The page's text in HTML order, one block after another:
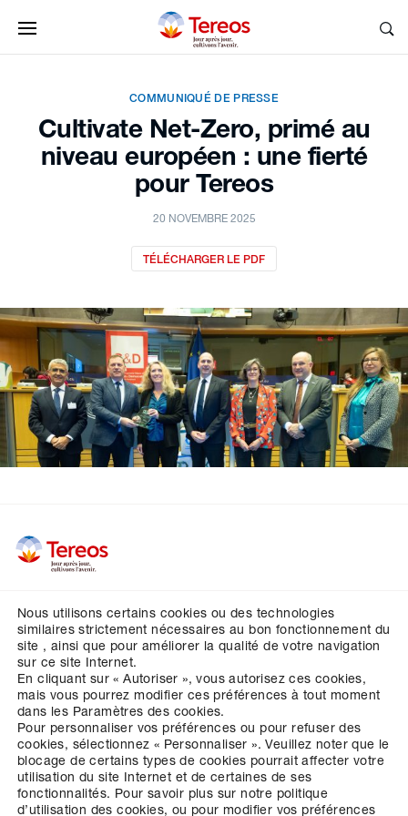
COMMUNIQUÉ DE PRESSE
Cultivate Net-Zero, primé au
niveau européen : une fierté
pour Tereos
20 NOVEMBRE 2025
TÉLÉCHARGER LE PDF
Vos contacts
Crédits
Mentions légales
Données personnelles
Cookies
Paramétrer la gestion des cookies
Nous utilisons certains cookies ou des technologies
similaires strictement nécessaires au bon fonctionnement du
site , ainsi que pour améliorer la qualité de votre navigation
sur ce site Internet.
En cliquant sur « Autoriser », vous autorisez ces cookies,
mais vous pourrez modifier ces préférences à tout moment
dans les Paramètres des cookies.
Pour personnaliser vos préférences ou pour refuser des
cookies, sélectionnez « Personnaliser ».Veuillez noter que le
blocage de certains types de cookies pourrait affecter votre
utilisation du site Internet et de certaines de ses
fonctionnalités. Pour savoir plus sur notre politique
d’utilisation des cookies, ou pour modifier vos préférences